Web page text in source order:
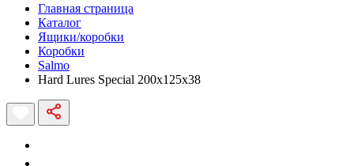
Главная страница
Каталог
Ящики/коробки
Коробки
Salmo
Hard Lures Special 200х125х38